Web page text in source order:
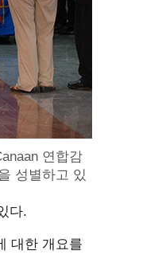
연합감
성별하고 있
다.
대한 개요를